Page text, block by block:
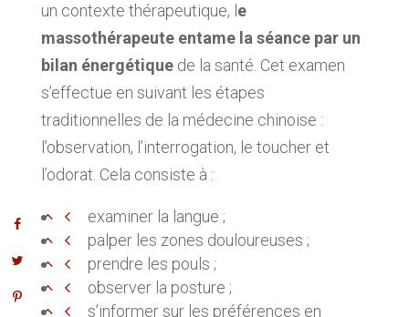
un contexte thérapeutique, l e
massothérapeute entame la séance par un
bilan énergétiquede la santé. Cet examen
s’effectue en suivant les étapes
traditionnelles de la médecine chinoise :
l’observation, l’interrogation, le toucher et
l’odorat. Cela consiste à :
examiner la langue ;
palper les zones douloureuses ;
prendre les pouls ;
observer la posture ;
s’informer sur les préférences en